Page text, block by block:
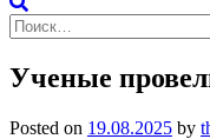
Найти:
Ученые
Posted on 19.08.2025 by